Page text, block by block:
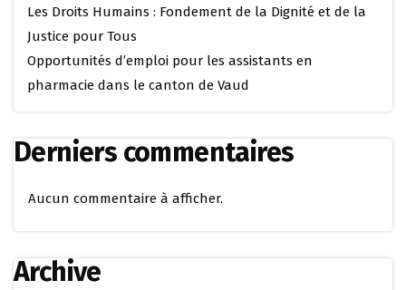
Les Droits Humains : Fondement de la Dignité et de la
Justice pour Tous
Opportunités d’emploi pour les assistants en
pharmacie dans le canton de Vaud
Derniers commentaires
Aucun commentaire à afficher.
Archive